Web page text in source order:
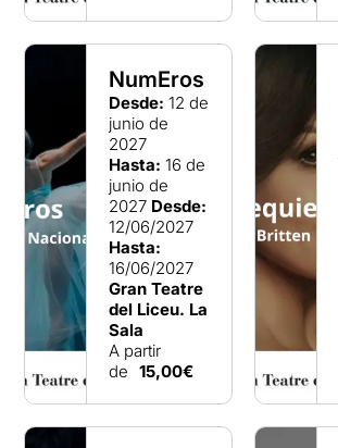
NumEros
Desde: 12 de
junio de
2027
Hasta: 16 de
junio de
2027 Desde:
12/06/2027
Hasta:
16/06/2027
Gran Teatre
del Liceu. La
Sala
A partir
de 15,00€